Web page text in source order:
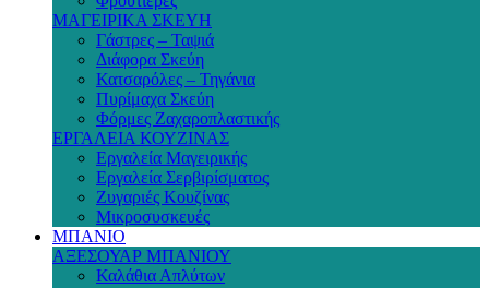
ΜΑΓΕΙΡΙΚΑ ΣΚΕΥΗ
Γάστρες – Ταψιά
Διάφορα Σκεύη
Κατσαρόλες – Τηγάνια
Πυρίμαχα Σκεύη
Φόρμες Ζαχαροπλαστικής
ΕΡΓΑΛΕΙΑ ΚΟΥΖΙΝΑΣ
Εργαλεία Μαγειρικής
Εργαλεία Σερβιρίσματος
Ζυγαριές Κουζίνας
Μικροσυσκευές
ΜΠΑΝΙΟ
ΑΞΕΣΟΥΑΡ ΜΠΑΝΙΟΥ
Καλάθια Απλύτων